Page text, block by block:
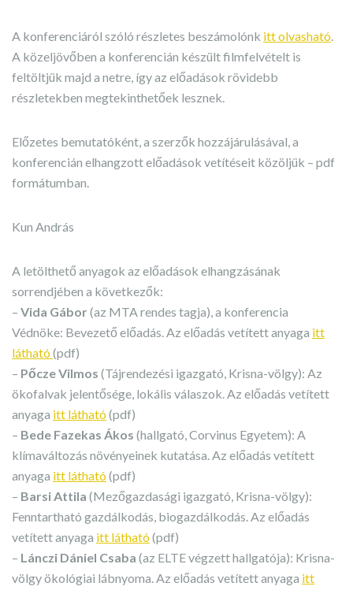
A konferenciáról szóló részletes beszámolónk itt olvasható.
A közeljövőben a konferencián készült filmfelvételt is
feltöltjük majd a netre, így az előadások rövidebb
részletekben megtekinthetőek lesznek.
Előzetes bemutatóként, a szerzők hozzájárulásával, a
konferencián elhangzott előadások vetítéseit közöljük – pdf
formátumban.
Kun András
A letölthető anyagok az előadások elhangzásának
sorrendjében a következők:
– Vida Gábor (az MTA rendes tagja), a konferencia
Védnöke: Bevezető előadás. Az előadás vetített anyaga itt
látható(pdf)
– Pőcze Vilmos (Tájrendezési igazgató, Krisna-völgy): Az
ökofalvak jelentősége, lokális válaszok. Az előadás vetített
anyaga itt látható(pdf)
– Bede Fazekas Ákos (hallgató, Corvinus Egyetem): A
klímaváltozás növényeinek kutatása. Az előadás vetített
anyaga itt látható(pdf)
– Barsi Attila (Mezőgazdasági igazgató, Krisna-völgy):
Fenntartható gazdálkodás, biogazdálkodás. Az előadás
vetített anyaga itt látható(pdf)
– Lánczi Dániel Csaba (az ELTE végzett hallgatója): Krisna-
völgy ökológiai lábnyoma. Az előadás vetített anyaga itt